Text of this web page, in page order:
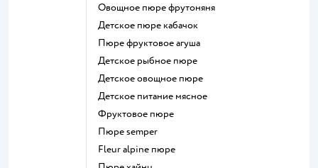
овощное пюре фрутоняня
детское пюре кабачок
пюре фруктовое агуша
детское рыбное пюре
детское овощное пюре
детское питание мясное
фруктовое пюре
пюре semper
fleur alpine пюре